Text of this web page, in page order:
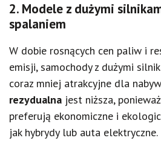
2. Modele z dużymi
spalaniem
W dobie rosnących cen paliw i
emisji, samochody z dużymi
coraz mniej atrakcyjne dla
rezydualna jest niższa,
preferują ekonomiczne i
jak hybrydy lub auta elektryczne.